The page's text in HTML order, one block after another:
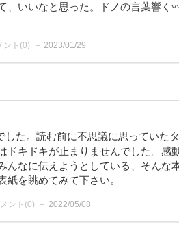
、いいなと思った。ドノの言葉響く
ント(0) 2023/01/29
した。読む前に不思議に思っていた
ドキドキが止まりませんでした。感
んなに伝えようとしている、そんな
紙を眺めてみて下さい。
ント(0) 2022/05/08